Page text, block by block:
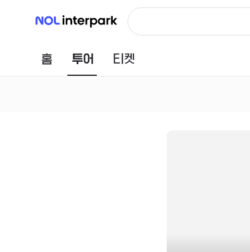
NOL 인터파크
홈 투어